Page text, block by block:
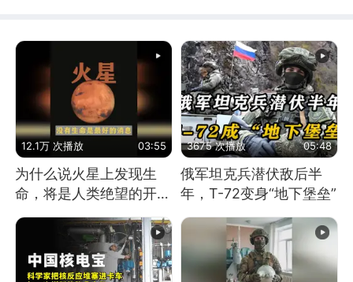
12.1万 次播放 03:55
为什么说火星上发现生
命，将是人类绝望的开
始？
3675 次播放 05:48
俄军坦克兵潜伏敌后半
年，T-72变身“地下堡垒”